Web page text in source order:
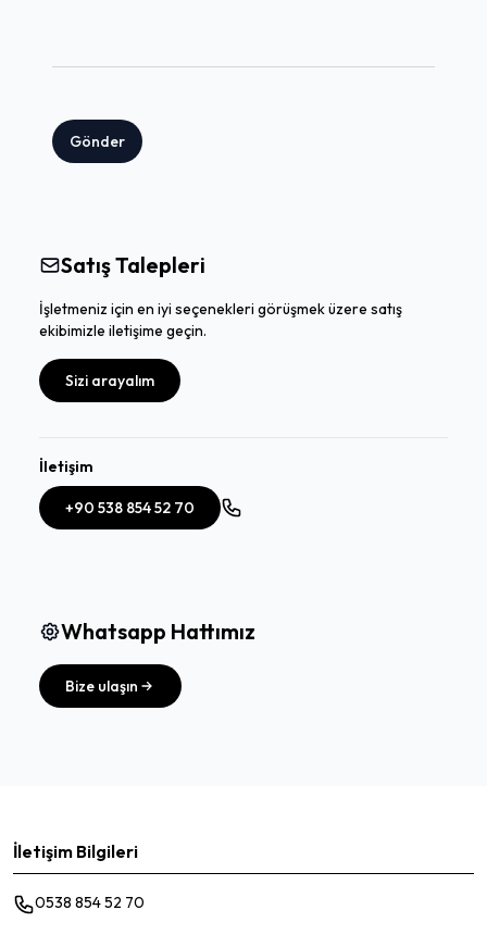
Gönder
Satış Talepleri
İşletmeniz için en iyi seçenekleri görüşmek üzere satış
ekibimizle iletişime geçin.
Sizi arayalım
İletişim
+90 538 854 52 70
Whatsapp Hattımız
Bize ulaşın
İletişim Bilgileri
0538 854 52 70